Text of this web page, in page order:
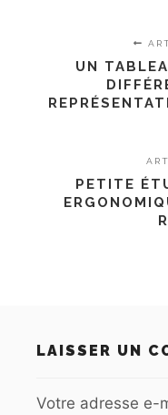
UN
PETITE
LAISSER UN
Votre adresse e-